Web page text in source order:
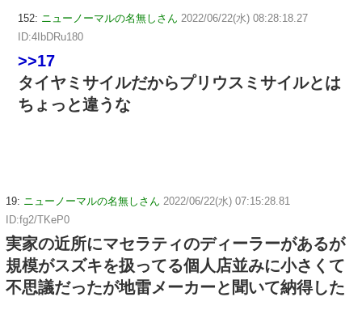
152: ニューノーマルの名無しさん 2022/06/22(水) 08:28:18.27
ID:4IbDRu180
>>17
タイヤミサイルだからプリウスミサイルとは
ちょっと違うな
19: ニューノーマルの名無しさん 2022/06/22(水) 07:15:28.81
ID:fg2/TKeP0
実家の近所にマセラティのディーラーがあるが
規模がスズキを扱ってる個人店並みに小さくて
不思議だったが地雷メーカーと聞いて納得した